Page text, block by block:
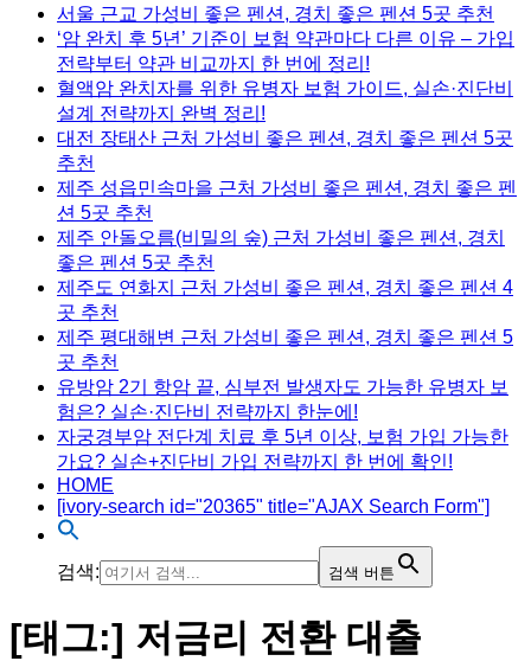
서울 근교 가성비 좋은 펜션, 경치 좋은 펜션 5곳 추천
‘암 완치 후 5년’ 기준이 보험 약관마다 다른 이유 – 가입
전략부터 약관 비교까지 한 번에 정리!
혈액암 완치자를 위한 유병자 보험 가이드, 실손·진단비
설계 전략까지 완벽 정리!
대전 장태산 근처 가성비 좋은 펜션, 경치 좋은 펜션 5곳
추천
제주 성읍민속마을 근처 가성비 좋은 펜션, 경치 좋은 펜
션 5곳 추천
제주 안돌오름(비밀의 숲) 근처 가성비 좋은 펜션, 경치
좋은 펜션 5곳 추천
제주도 연화지 근처 가성비 좋은 펜션, 경치 좋은 펜션 4
곳 추천
제주 평대해변 근처 가성비 좋은 펜션, 경치 좋은 펜션 5
곳 추천
유방암 2기 항암 끝, 심부전 발생자도 가능한 유병자 보
험은? 실손·진단비 전략까지 한눈에!
자궁경부암 전단계 치료 후 5년 이상, 보험 가입 가능한
가요? 실손+진단비 가입 전략까지 한 번에 확인!
HOME
[ivory-search id="20365" title="AJAX Search Form"]
검색: 검색 버튼
[태그:] 저금리 전환 대출